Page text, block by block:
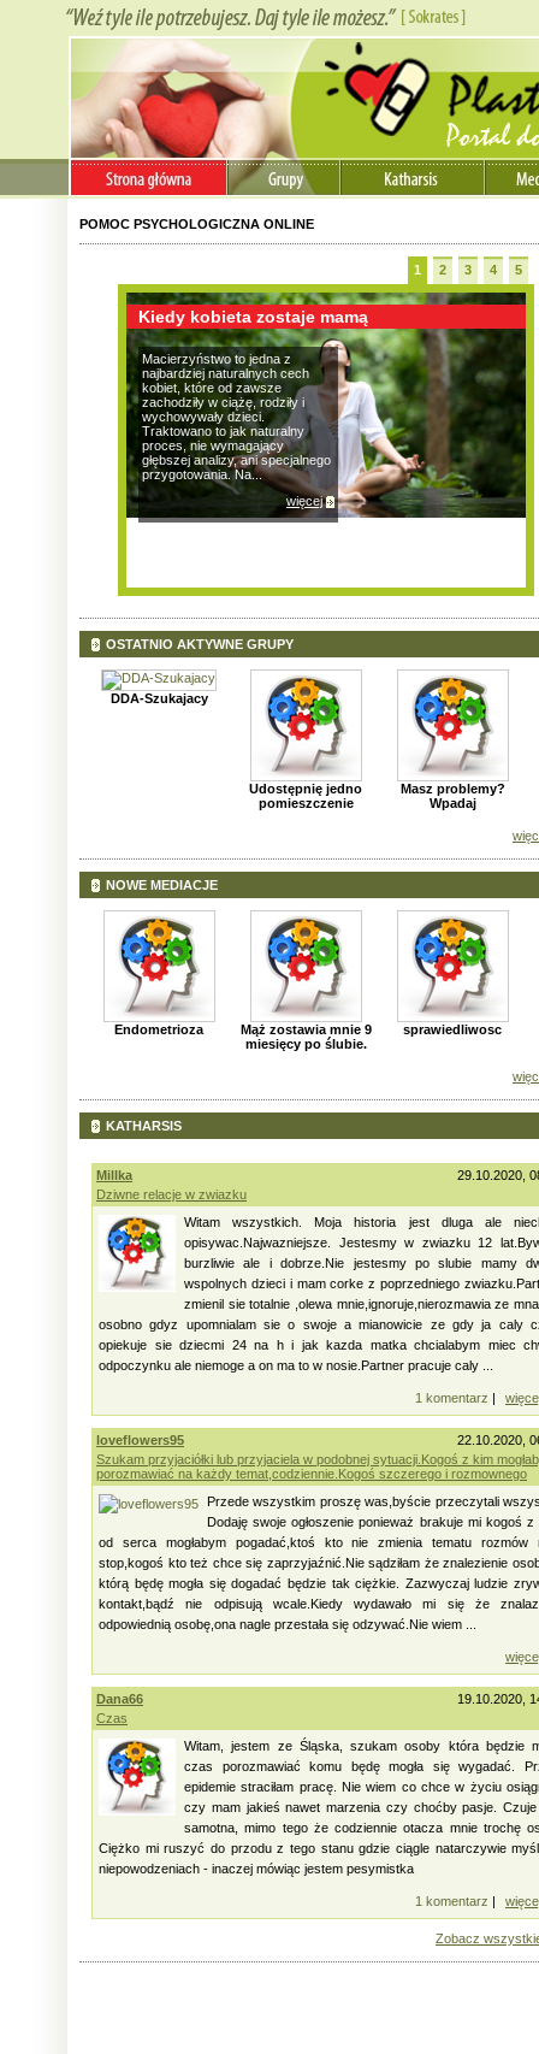
POMOC PSYCHOLOGICZNA ONLINE
1 2 3 4 5
Kiedy kobieta zostaje mamą
Macierzyństwo to jedna z
najbardziej naturalnych cech
kobiet, które od zawsze
zachodziły w ciążę, rodziły i
wychowywały dzieci.
Traktowano to jak naturalny
proces, nie wymagający
głębszej analizy, ani specjalnego
przygotowania. Na...
więcej
OSTATNIO AKTYWNE GRUPY
DDA-Szukajacy
Udostępnię jedno
pomieszczenie
Masz problemy?
Wpadaj
NOWE MEDIACJE
Endometrioza
Mąż zostawia mnie 9
miesięcy po ślubie.
sprawiedliwosc
KATHARSIS
Millka
29.10.2020,
Dziwne relacje w zwiazku
Witam wszystkich. Moja historia jest dluga ale
opisywac.Najwazniejsze. Jestesmy w zwiazku 12
burzliwie ale i dobrze.Nie jestesmy po slubie mamy
wspolnych dzieci i mam corke z poprzedniego
zmienil sie totalnie ,olewa mnie,ignoruje,nierozmawia ze
osobno gdyz upomnialam sie o swoje a mianowicie ze gdy ja caly
opiekuje sie dziecmi 24 na h i jak kazda matka chcialabym miec
odpoczynku ale niemoge a on ma to w nosie.Partner pracuje caly ...
1 komentarz |
loveflowers95
22.10.2020,
Szukam przyjaciółki lub przyjaciela w podobnej sytuacji.Kogoś z kim
porozmawiać na każdy temat,codziennie.Kogoś szczerego i rozmownego
Przede wszystkim proszę was,byście przeczytali
Dodaję swoje ogłoszenie ponieważ brakuje mi kogoś z
od serca mogłabym pogadać,ktoś kto nie zmienia tematu rozmów
stop,kogoś kto też chce się zaprzyjaźnić.Nie sądziłam że znalezienie
którą będę mogła się dogadać będzie tak ciężkie. Zazwyczaj ludzie
kontakt,bądź nie odpisują wcale.Kiedy wydawało mi się że
odpowiednią osobę,ona nagle przestała się odzywać.Nie wiem ...
Dana66
19.10.2020,
Czas
Witam, jestem ze Śląska, szukam osoby która będzie
czas porozmawiać komu będę mogła się wygadać.
epidemie straciłam pracę. Nie wiem co chce w życiu
czy mam jakieś nawet marzenia czy choćby pasje.
samotna, mimo tego że codziennie otacza mnie trochę
Ciężko mi ruszyć do przodu z tego stanu gdzie ciągle natarczywie
niepowodzeniach - inaczej mówiąc jestem pesymistka
1 komentarz |
Zobacz